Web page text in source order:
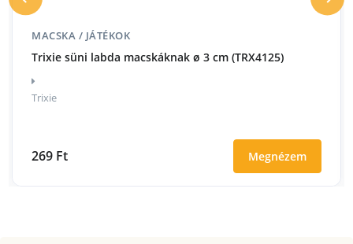
MACSKA / JÁTÉKOK
Trixie süni labda macskáknak ø 3 cm (TRX4125)
Trixie
269 Ft Megnézem